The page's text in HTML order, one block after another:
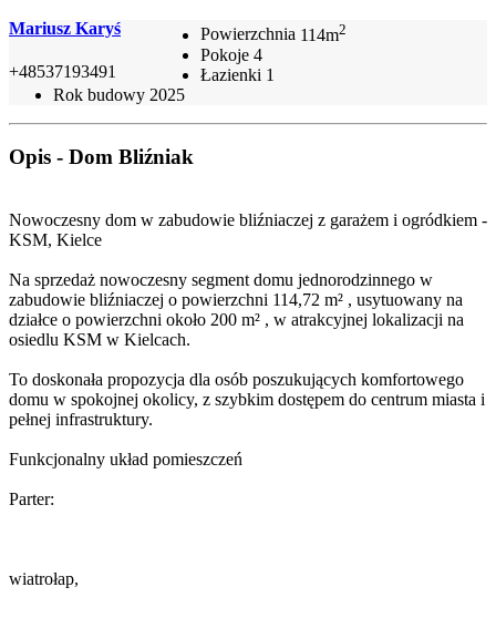
Mariusz Karyś
+48537193491
Powierzchnia 114m2
Pokoje 4
Łazienki 1
Rok budowy 2025
Opis - Dom Bliźniak
Nowoczesny dom w zabudowie bliźniaczej z garażem i ogródkiem -
KSM, Kielce
Na sprzedaż nowoczesny segment domu jednorodzinnego w
zabudowie bliźniaczej o powierzchni 114,72 m² , usytuowany na
działce o powierzchni około 200 m² , w atrakcyjnej lokalizacji na
osiedlu KSM w Kielcach.
To doskonała propozycja dla osób poszukujących komfortowego
domu w spokojnej okolicy, z szybkim dostępem do centrum miasta i
pełnej infrastruktury.
Funkcjonalny układ pomieszczeń
Parter:
wiatrołap,